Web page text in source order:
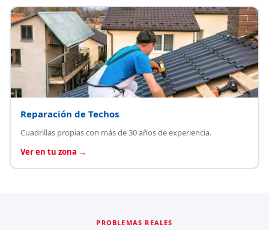
Reparación de Techos
Cuadrillas propias con más de 30 años de experiencia.
Ver en tu zona →
PROBLEMAS REALES